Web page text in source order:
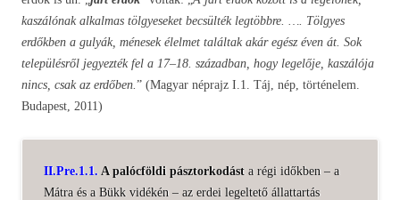
kaszálónak alkalmas tölgyeseket becsülték legtöbbre. …. Tölgyes
erdőkben a gulyák, ménesek élelmet találtak akár egész éven át. Sok
településről jegyezték fel a 17–18. században, hogy legelője, kaszálója
nincs, csak az erdőben. ” (Magyar néprajz I.1. Táj, nép, történelem.
Budapest, 2011)
II.Pre.1.1. A palócföldi pásztorkodást a régi időkben – a
Mátra és a Bükk vidékén – az erdei legeltető állattartás